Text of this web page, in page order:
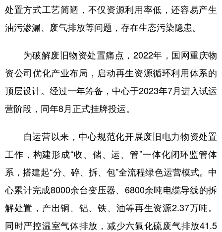
处置方式工艺简陋，不仅资源利用率低，还容易产生
油污渗漏、废气排放等问题，存在生态污染隐患。
为破解废旧物资处置痛点，2022年，国网重庆物
资公司优化产业布局，启动再生资源循环利用体系的
顶层设计。经过一年筹备，中心于2023年7月进入试运
营阶段，同年8月正式挂牌投运。
自运营以来，中心规范化开展废旧电力物资处置
工作，构建形成“收、储、运、管”一体化闭环监管体
系，搭建起“分、碎、拆、包”全流程绿色运营模式。中
心累计完成8000余台变压器、6800余吨电缆导线的拆
解处置，产出铜、铝、铁、油等再生资源2.37万吨。
同时严控温室气体排放，减少六氟化硫废气排放41.5